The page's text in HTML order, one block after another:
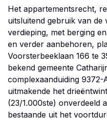
Het appartementsrecht,
uitsluitend gebruik van de
verdieping, met berging
en verder aanbehoren,
Voorsterbeeklaan 166 te
bekend gemeente
complexaanduiding
uitmakende het
(23/1.000ste) onverdeeld
bestaande uit het